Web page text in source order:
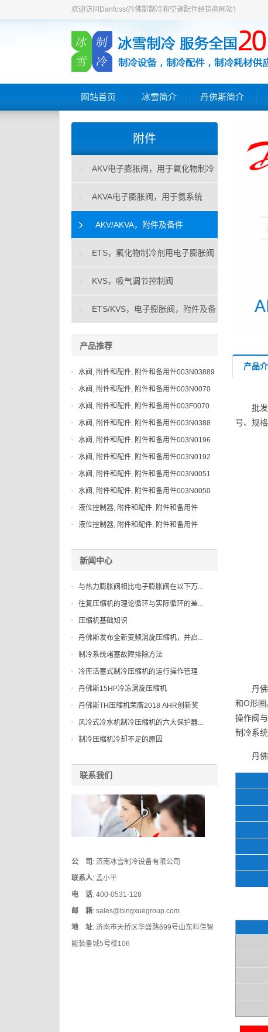
欢迎访问Danfoss/丹佛斯制冷和空调配件经销商网站！
网站首页 冰雪简介 丹佛斯简介
产品
批
号、规
丹
和O形
操作阀
制冷系
丹
附件
AKV电子膨胀阀，用于氟化物制冷
AKVA电子膨胀阀，用于氨系统
AKV/AKVA，附件及备件
ETS，氟化物制冷剂用电子膨胀阀
KVS，吸气调节控制阀
ETS/KVS，电子膨胀阀，附件及备
件
产品推荐
水阀, 附件和配件, 附件和备用件003N03889
水阀, 附件和配件, 附件和备用件003N0070
水阀, 附件和配件, 附件和备用件003F0070
水阀, 附件和配件, 附件和备用件003N0388
水阀, 附件和配件, 附件和备用件003N0196
水阀, 附件和配件, 附件和备用件003N0192
水阀, 附件和配件, 附件和备用件003N0051
水阀, 附件和配件, 附件和备用件003N0050
液位控制器, 附件和配件, 附件和备用件
148H3044
液位控制器, 附件和配件, 附件和备用件
新闻中心
与热力膨胀阀相比电子膨胀阀在以下万...
往复压缩机的理论循环与实际循环的差...
压缩机基础知识
丹佛斯发布全新变频涡旋压缩机，并启...
制冷系统堵塞故障排除方法
冷库活塞式制冷压缩机的运行操作管理
丹佛斯15HP冷冻涡旋压缩机
丹佛斯TH压缩机荣膺2018 AHR创新奖
风冷式冷水机制冷压缩机的六大保护器...
制冷压缩机冷却不足的原因
联系我们
公 司 : 济南冰雪制冷设备有限公司
联系人: 孟小平
电 话: 400-0531-128
邮 箱: sales@bingxuegroup.com
地 址: 济南市天桥区华盛路699号山东科佳智
能装备城5号楼106